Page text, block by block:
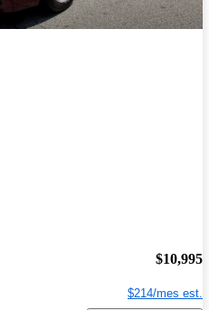
$10,995
$214/mes est.